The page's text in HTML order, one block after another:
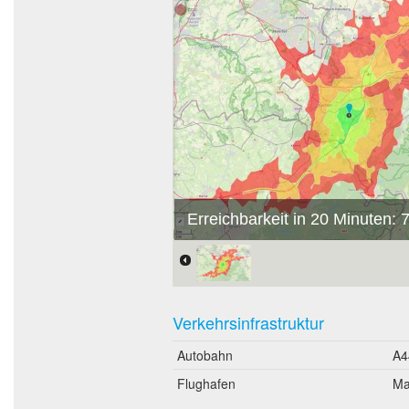
Erreichbarkeit in 20 Minuten:
Verkehrsinfrastruktur
Autobahn
Flughafen